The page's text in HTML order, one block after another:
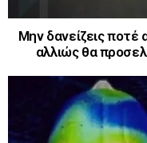
Μην δανείζεις
αλλιώς θα